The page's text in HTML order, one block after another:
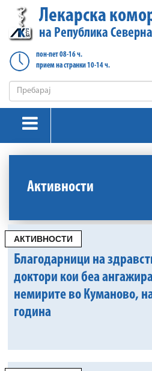
Лекарска
на Република
пон-пет 08-16 ч.
прием на странки 10-14 ч.
Активности
АКТИВНОСТИ
Благодарници на
доктори кои беа
немирите во Куманово,
година